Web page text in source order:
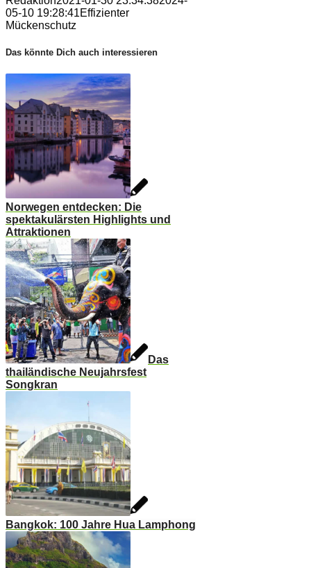
05-10 19:28:41Effizienter
Mückenschutz
Das könnte Dich auch interessieren
Norwegen entdecken: Die
spektakulärsten Highlights und
Attraktionen
Das
thailändische Neujahrsfest
Songkran
Bangkok: 100 Jahre Hua Lamphong